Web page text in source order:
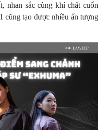
nhan sắc cùng khí chất cuốn
cũng tạo được nhiều ấn tượng